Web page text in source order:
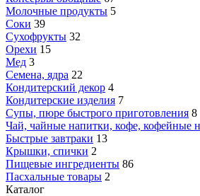
Молочные продукты 5
Соки 39
Сухофрукты 32
Орехи 15
Мед 3
Семена, ядра 22
Кондитерский декор 4
Кондитерские изделия 7
Супы, пюре быстрого приготовления 8
Чай, чайные напитки, кофе, кофейные
Быстрые завтраки 13
Крышки, спички 2
Пищевые ингредиенты 86
Пасхальные товары 2
Каталог